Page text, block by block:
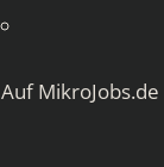
AufMikroJobs.de